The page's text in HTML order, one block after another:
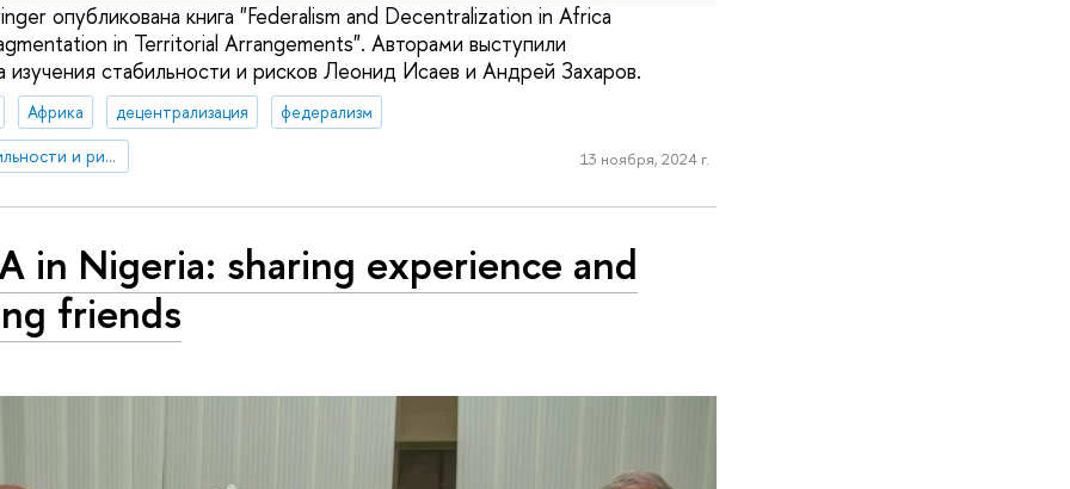
опубликована книга "Federalism and Decentralization in Africa
in Territorial Arrangements". Авторами выступили
стабильности и рисков Леонид Исаев и Андрей Захаров.
Африка децентрализация
федерализм
Центр изучения стабильности и рисков
13 ноября, 2024 г.
in Nigeria: sharing experience and
friends